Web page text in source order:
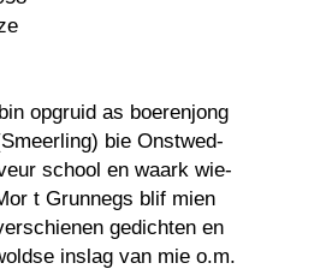
opgruid as boerenjong
bie Onstwed-
school en waark wie-
t Grunnegs blif mien
gedichten en
inslag van mie o.m.